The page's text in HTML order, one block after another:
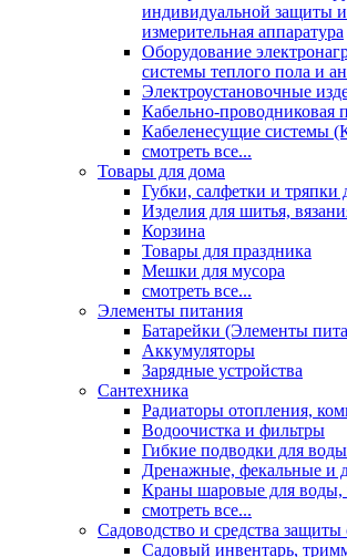
индивидуальной защиты
измерительная аппаратура
Оборудование
системы теплого пола и
Электроустановочные
Кабельно-проводниковая
Кабеленесущие системы
смотреть все...
Товары для дома
Губки, салфетки и тряпки
Изделия для шитья,
Корзина
Товары для праздника
Мешки для мусора
смотреть все...
Элементы питания
Батарейки (Элементы
Аккумуляторы
Зарядные устройства
Сантехника
Радиаторы отопления,
Водоочистка и фильтры
Гибкие подводки для воды
Дренажные, фекальные и
Краны шаровые для воды,
смотреть все...
Садоводство и средства защиты
Садовый инвентарь,